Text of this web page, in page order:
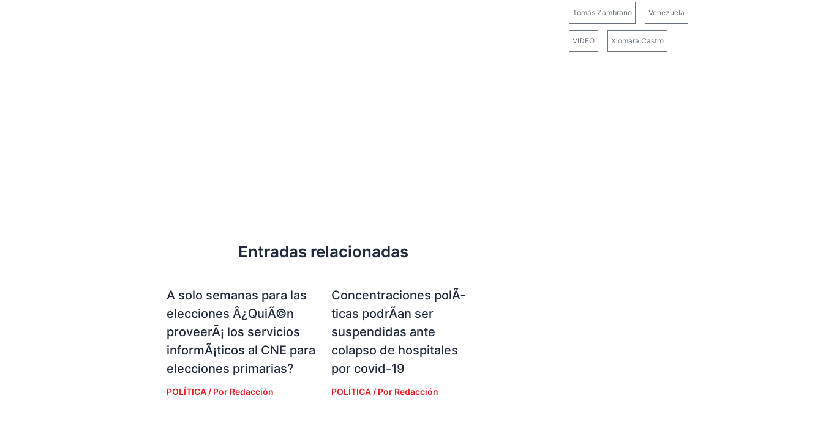
Entradas relacionadas
A solo semanas para las
elecciones Â¿QuiÃ©n
proveerÃ¡ los servicios
informÃ¡ticos al CNE para
elecciones primarias?
POLÍTICA/ Por Redacción
Concentraciones polÃ­
ticas podrÃ­an ser
suspendidas ante
colapso de hospitales
por covid-19
POLÍTICA/ Por Redacción
Tomás Zambrano Venezuela
VIDEO Xiomara Castro